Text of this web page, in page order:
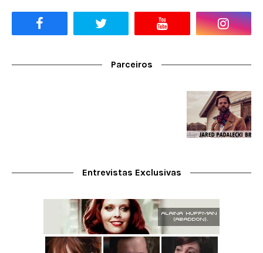
Parceiros
Entrevistas Exclusivas